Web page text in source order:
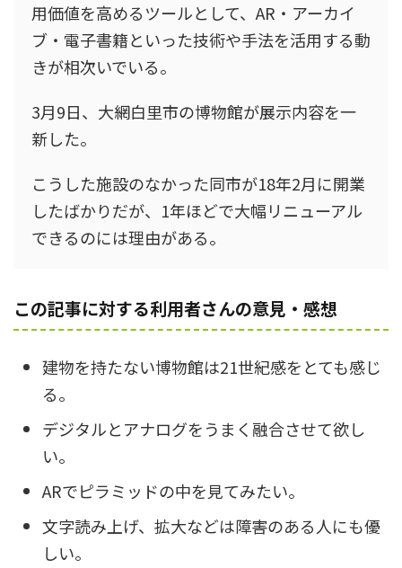
用価値を高めるツールとして、AR・アーカイ
ブ・電子書籍といった技術や手法を活用する動
きが相次いでいる。
3月9日、大網白里市の博物館が展示内容を一
新した。
こうした施設のなかった同市が18年2月に開業
したばかりだが、1年ほどで大幅リニューアル
できるのには理由がある。
この記事に対する利用者さんの意見・感想
建物を持たない博物館は21世紀感をとても感じ
る。
デジタルとアナログをうまく融合させて欲し
い。
ARでピラミッドの中を見てみたい。
文字読み上げ、拡大などは障害のある人にも優
しい。